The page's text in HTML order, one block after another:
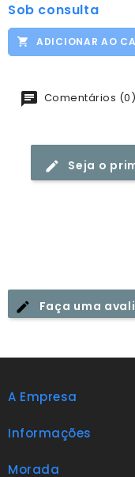
Preço
Sob consulta
ADICIONAR AO
Comentários (0)
Seja o
Faça uma
A Empresa
Informações
Morada